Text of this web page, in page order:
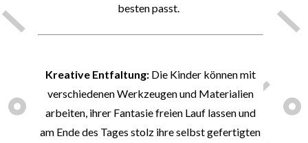
besten passt.
Kreative Entfaltung:Die Kinder können mit
verschiedenen Werkzeugen und Materialien
arbeiten, ihrer Fantasie freien Lauf lassen und
am Ende des Tages stolz ihre selbst gefertigten